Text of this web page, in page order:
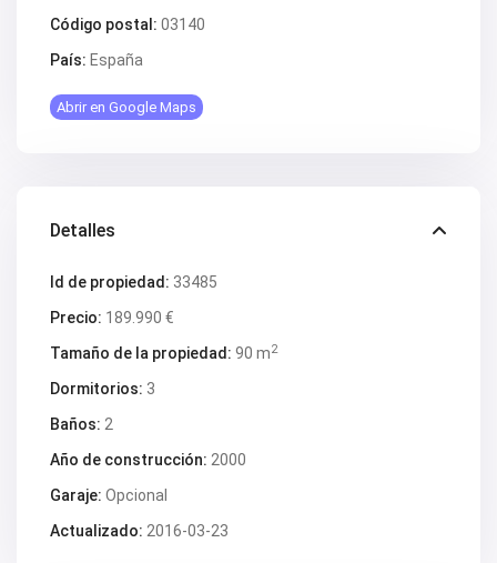
V2574
V2578
V2582
V2587
V2595
V2603
V2608
V2609
V2610
V2616
V2618
V2620
V2628
V2629
Código postal: 03140
País: España
Abrir en Google Maps
Detalles
Id de propiedad: 33485
Precio: 189.990 €
Tamaño de la propiedad: 90 m2
Dormitorios: 3
Baños: 2
Año de construcción: 2000
Garaje: Opcional
Actualizado: 2016-03-23